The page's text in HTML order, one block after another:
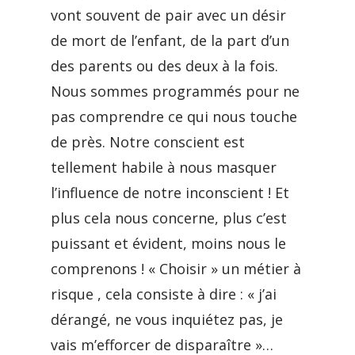
vont souvent de pair avec un désir
de mort de l’enfant, de la part d’un
des parents ou des deux à la fois.
Nous sommes programmés pour ne
pas comprendre ce qui nous touche
de près. Notre conscient est
tellement habile à nous masquer
l’influence de notre inconscient ! Et
plus cela nous concerne, plus c’est
puissant et évident, moins nous le
comprenons ! « Choisir » un métier à
risque , cela consiste à dire : « j’ai
dérangé, ne vous inquiétez pas, je
vais m’efforcer de disparaître »…